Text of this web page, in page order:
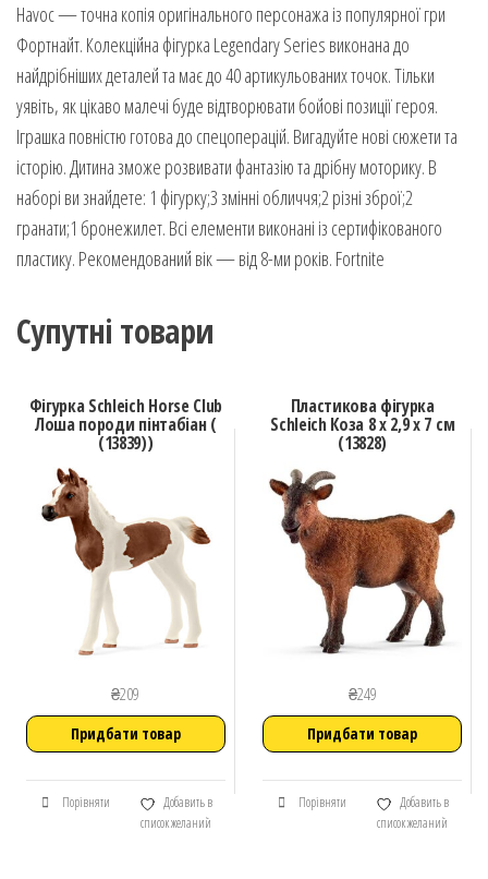
Havoc — точна копія оригінального персонажа із популярної гри
Фортнайт. Колекційна фігурка Legendary Series виконана до
найдрібніших деталей та має до 40 артикульованих точок. Тільки
уявіть, як цікаво малечі буде відтворювати бойові позиції героя.
Іграшка повністю готова до спецоперацій. Вигадуйте нові сюжети та
історію. Дитина зможе розвивати фантазію та дрібну моторику. В
наборі ви знайдете: 1 фігурку;3 змінні обличчя;2 різні зброї;2
гранати;1 бронежилет. Всі елементи виконані із сертифікованого
пластику. Рекомендований вік — від 8-ми років. Fortnite
Супутні товари
Фігурка Schleich Horse Club
Лоша породи пінтабіан (
(13839))
₴209
Придбати товар
Порівняти
Добавить в
список желаний
Пластикова фігурка
Schleich Коза 8 х 2,9 х 7 см
(13828)
₴249
Придбати товар
Порівняти
Добавить в
список желаний